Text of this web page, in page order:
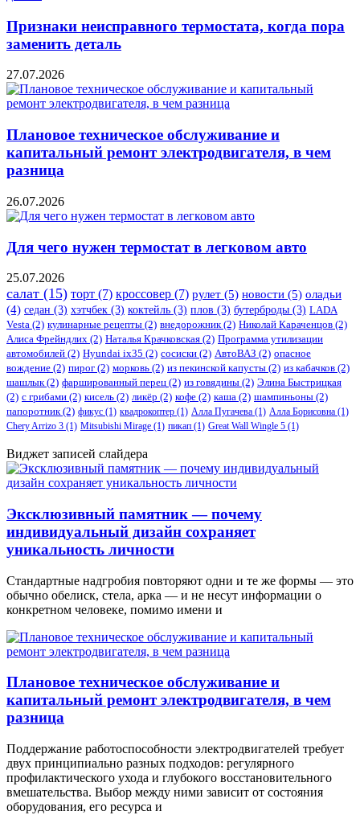
Признаки неисправного термостата, когда пора
заменить деталь
27.07.2026
Плановое техническое обслуживание и
капитальный ремонт электродвигателя, в чем
разница
26.07.2026
Для чего нужен термостат в легковом авто
25.07.2026
салат (15) торт (7) кроссовер (7) рулет (5) новости (5) оладьи
(4) седан (3) хэтчбек (3) коктейль (3) плов (3) бутерброды (3) LADA
Vesta (2) кулинарные рецепты (2) внедорожник(2) Николай Караченцов (2)
Алиса Фрейндлих (2) Наталья Крачковская (2) Программа утилизации
автомобилей (2) ​Hyundai ix35 (2) сосиски (2) АвтоВАЗ (2) опасное
вождение (2) пирог (2) морковь (2) из пекинской капусты (2) из кабачков (2)
шашлык(2) фаршированный перец (2) из говядины (2) Элина Быстрицкая
(2) с грибами (2) кисель (2) ликёр (2) кофе (2) каша (2) шампиньоны (2)
папоротник(2) фикус (1) квадрокоптер (1) Алла Пугачева (1) Алла Борисовна (1)
Chery Arrizo 3 (1) Mitsubishi Mirage (1) пикап (1) Great Wall Wingle 5 (1)
Виджет записей слайдера
Эксклюзивный памятник — почему
индивидуальный дизайн сохраняет
уникальность личности
Стандартные надгробия повторяют одни и те же формы — это
обычно обелиск, стела, арка — и не несут информации о
конкретном человеке, помимо имени и
Плановое техническое обслуживание и
капитальный ремонт электродвигателя, в чем
разница
Поддержание работоспособности электродвигателей требует
двух принципиально разных подходов: регулярного
профилактического ухода и глубокого восстановительного
вмешательства. Выбор между ними зависит от состояния
оборудования, его ресурса и